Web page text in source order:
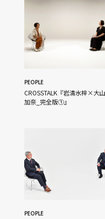
PEOPLE
CROSSTALK『岩清水梓×大山
加奈_完全版①』
PEOPLE